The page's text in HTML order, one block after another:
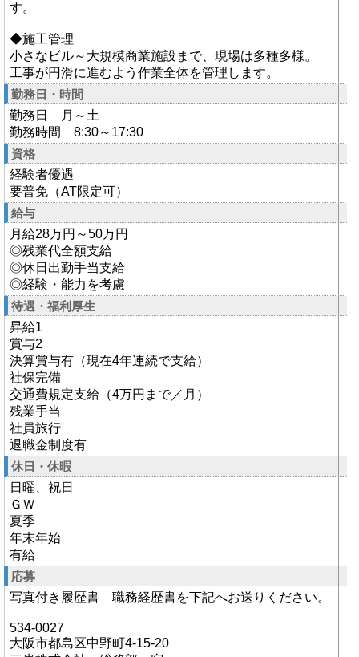
す。
◆施工管理
小さなビル～大規模商業施設まで、現場は多種多様。
工事が円滑に進むよう作業全体を管理します。
勤務日・時間
勤務日 月～土
勤務時間 8:30～17:30
資格
経験者優遇
要普免（AT限定可）
給与
月給28万円～50万円
◎残業代全額支給
◎休日出勤手当支給
◎経験・能力を考慮
待遇・福利厚生
昇給1
賞与2
決算賞与有（現在4年連続で支給）
社保完備
交通費規定支給（4万円まで／月）
残業手当
社員旅行
退職金制度有
休日・休暇
日曜、祝日
ＧＷ
夏季
年末年始
有給
応募
写真付き履歴書 職務経歴書を下記へお送りください。
534-0027
大阪市都島区中野町4-15-20